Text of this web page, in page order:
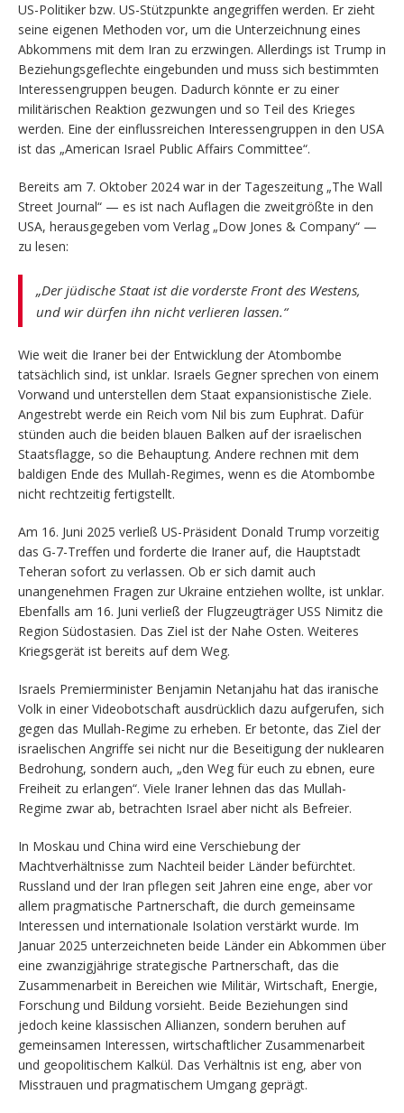
US-Politiker bzw. US-Stützpunkte angegriffen werden. Er zieht
seine eigenen Methoden vor, um die Unterzeichnung eines
Abkommens mit dem Iran zu erzwingen. Allerdings ist Trump in
Beziehungsgeflechte eingebunden und muss sich bestimmten
Interessengruppen beugen. Dadurch könnte er zu einer
militärischen Reaktion gezwungen und so Teil des Krieges
werden. Eine der einflussreichen Interessengruppen in den USA
ist das „American Israel Public Affairs Committee“.
Bereits am 7. Oktober 2024 war in der Tageszeitung „The Wall
Street Journal“ — es ist nach Auflagen die zweitgrößte in den
USA, herausgegeben vom Verlag „Dow Jones & Company“ —
zu lesen:
„Der jüdische Staat ist die vorderste Front des Westens,
und wir dürfen ihn nicht verlieren lassen.“
Wie weit die Iraner bei der Entwicklung der Atombombe
tatsächlich sind, ist unklar. Israels Gegner sprechen von einem
Vorwand und unterstellen dem Staat expansionistische Ziele.
Angestrebt werde ein Reich vom Nil bis zum Euphrat. Dafür
stünden auch die beiden blauen Balken auf der israelischen
Staatsflagge, so die Behauptung. Andere rechnen mit dem
baldigen Ende des Mullah-Regimes, wenn es die Atombombe
nicht rechtzeitig fertigstellt.
Am 16. Juni 2025 verließ US-Präsident Donald Trump vorzeitig
das G-7-Treffen und forderte die Iraner auf, die Hauptstadt
Teheran sofort zu verlassen. Ob er sich damit auch
unangenehmen Fragen zur Ukraine entziehen wollte, ist unklar.
Ebenfalls am 16. Juni verließ der Flugzeugträger USS Nimitz die
Region Südostasien. Das Ziel ist der Nahe Osten. Weiteres
Kriegsgerät ist bereits auf dem Weg.
Israels Premierminister Benjamin Netanjahu hat das iranische
Volk in einer Videobotschaft ausdrücklich dazu aufgerufen, sich
gegen das Mullah-Regime zu erheben. Er betonte, das Ziel der
israelischen Angriffe sei nicht nur die Beseitigung der nuklearen
Bedrohung, sondern auch, „den Weg für euch zu ebnen, eure
Freiheit zu erlangen“. Viele Iraner lehnen das das Mullah-
Regime zwar ab, betrachten Israel aber nicht als Befreier.
In Moskau und China wird eine Verschiebung der
Machtverhältnisse zum Nachteil beider Länder befürchtet.
Russland und der Iran pflegen seit Jahren eine enge, aber vor
allem pragmatische Partnerschaft, die durch gemeinsame
Interessen und internationale Isolation verstärkt wurde. Im
Januar 2025 unterzeichneten beide Länder ein Abkommen über
eine zwanzigjährige strategische Partnerschaft, das die
Zusammenarbeit in Bereichen wie Militär, Wirtschaft, Energie,
Forschung und Bildung vorsieht. Beide Beziehungen sind
jedoch keine klassischen Allianzen, sondern beruhen auf
gemeinsamen Interessen, wirtschaftlicher Zusammenarbeit
und geopolitischem Kalkül. Das Verhältnis ist eng, aber von
Misstrauen und pragmatischem Umgang geprägt.